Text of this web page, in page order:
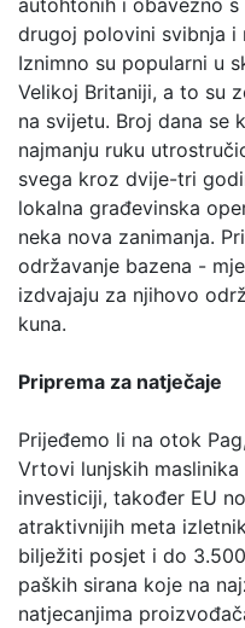
autohtonih i obavezno
drugoj polovini svibnja i
Iznimno su popularni u
Velikoj Britaniji, a to su
na svijetu. Broj dana se
najmanju ruku
svega kroz dvije-tri
lokalna građevinska
neka nova zanimanja.
održavanje bazena -
izdvajaju za njihovo
kuna.
Priprema za natječaje
Prijeđemo li na otok
Vrtovi lunjskih
investiciji, također EU
atraktivnijih meta
bilježiti posjet i do
paških sirana koje na
natjecanjima